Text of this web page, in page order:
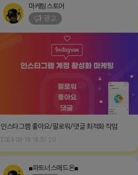
마케팅스토어
광고
인스타그램 좋아요/팔로워/댓글 최적화 작업
2024-09-19 18:51:20
■파트너스애드온■